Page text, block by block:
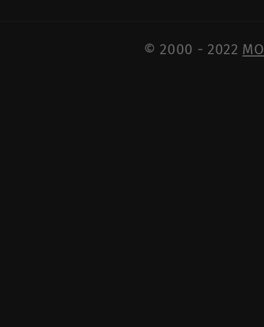
© 2000 - 2022